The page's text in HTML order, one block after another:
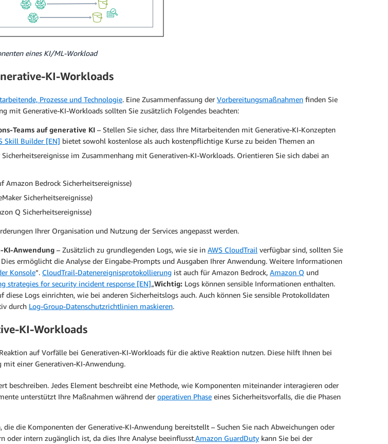
eines KI/ML-Workload
KI-Workloads
Prozesse und Technologie. Eine Zusammenfassung der Vorbereitungsmaßnahmen finden Sie
mit Generative-KI-Workloads sollten Sie zusätzlich Folgendes beachten:
Teams auf generative KI – Stellen Sie sicher, dass Ihre Mitarbeitenden mit Generative-KI-Konzepten
Skill Builder [EN] bietet sowohl kostenlose als auch kostenpflichtige Kurse zu beiden Themen an
im Zusammenhang mit Generativen-KI-Workloads. Orientieren Sie sich dabei an
Amazon Bedrock Sicherheitsereignisse)
Sicherheitsereignisse)
Q Sicherheitsereignisse)
Ihrer Organisation und Nutzung der Services angepasst werden.
KI-Anwendung – Zusätzlich zu grundlegenden Logs, wie sie in AWS CloudTrail verfügbar sind, sollten Sie
ermöglicht die Analyse der Eingabe-Prompts und Ausgaben Ihrer Anwendung. Weitere Informationen
Konsole”. CloudTrail-Datenereignisprotokollierung ist auch für Amazon Bedrock, Amazon Q und
strategies for security incident response [EN]„Wichtig: Logs können sensible Informationen enthalten.
Logs einrichten, wie bei anderen Sicherheitslogs auch. Auch können Sie sensible Protokolldaten
durch Log-Group-Datenschutzrichtlinien maskieren.
KI-Workloads
auf Vorfälle bei Generativen-KI-Workloads für die aktive Reaktion nutzen. Diese hilft Ihnen bei
mit einer Generativen-KI-Anwendung.
Jedes Element beschreibt eine Methode, wie Komponenten miteinander interagieren oder
unterstützt Ihre Maßnahmen während der operativen Phase eines Sicherheitsvorfalls, die die Phasen
die Komponenten der Generative-KI-Anwendung bereitstellt – Suchen Sie nach Abweichungen oder
oder intern zugänglich ist, da dies Ihre Analyse beeinflusst.Amazon GuardDuty kann Sie bei der